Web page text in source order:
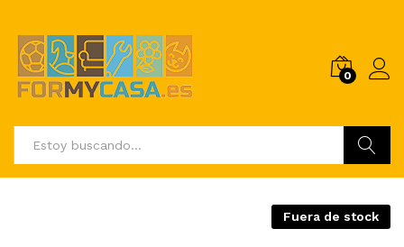
0
Fuera de stock